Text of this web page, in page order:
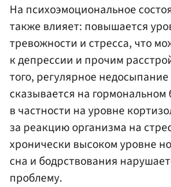
На психоэмоциональное
также влияет: повышается
тревожности и стресса, что
к депрессии и прочим
того, регулярное
сказывается на гормональном
в частности на уровне
за реакцию организма на
хронически высоком уровне
сна и бодрствования
проблему.